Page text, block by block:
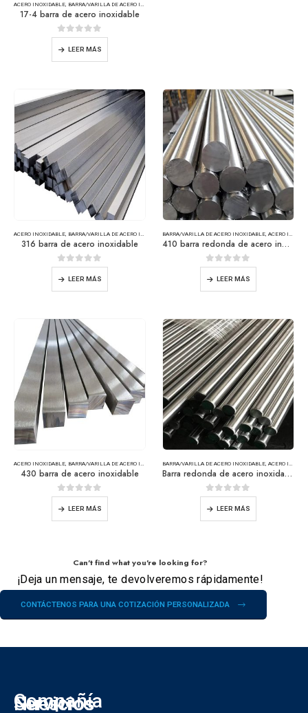
ACERO INOXIDABLE, BARRA/VARILLA DE ACERO INOXIDABLE
17-4 barra de acero inoxidable
0de 5
LEER MÁS
ACERO INOXIDABLE, BARRA/VARILLA DE ACERO INOXIDABLE
316 barra de acero inoxidable
0de 5
LEER MÁS
BARRA/VARILLA DE ACERO INOXIDABLE, ACERO INOXIDABLE
410 barra redonda de acero inoxidable
0de 5
LEER MÁS
ACERO INOXIDABLE, BARRA/VARILLA DE ACERO INOXIDABLE
430 barra de acero inoxidable
0de 5
LEER MÁS
BARRA/VARILLA DE ACERO INOXIDABLE, ACERO INOXIDABLE
Barra redonda de acero inoxidable
0de 5
LEER MÁS
Can't find what you're looking for?
¡Deja un mensaje, te devolveremos rápidamente!
CONTÁCTENOS PARA UNA COTIZACIÓN PERSONALIZADA
Compañía
Nuestros
Servicios